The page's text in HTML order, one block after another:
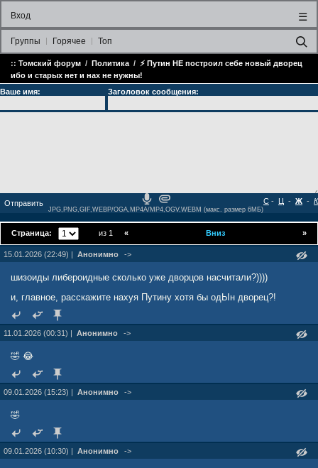
Вход ☰
Группы Горячее Топ
:: Томский форум / Политика / ⚡ Путин НЕ построил себе новый дворец
ибо и старых нет и нах не нужны!
Ваше имя:
Заголовок сообщения:
- Ц - Ж - К
С
JPG,PNG,GIF,WEBP/OGA,MP4A/MP4,OGV,WEBM (макс. размер 6МБ)
Страница: из 1 »
« Вниз
15.01.2026 (22:49) | Анонимно ->
шизоиды либероидные сколько уже дворцов насчитали?))))
и, главное, расскажите нахуя Путину хотя бы одЫн дворец?!
11.01.2026 (00:31) | Анонимно ->
🤣 😂
09.01.2026 (15:23) | Анонимно ->
🤣
09.01.2026 (10:30) | Анонимно ->